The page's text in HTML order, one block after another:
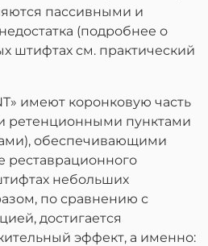
пассивными и
(подробнее о
штифтах см. практический
имеют коронковую часть
ретенционными пунктами
обеспечивающими
реставрационного
небольших
по сравнению с
достигается
эффект, а именно: